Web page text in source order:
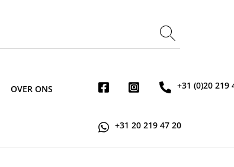
OVER ONS +31 (0)20 219
+31 20 219 47 20